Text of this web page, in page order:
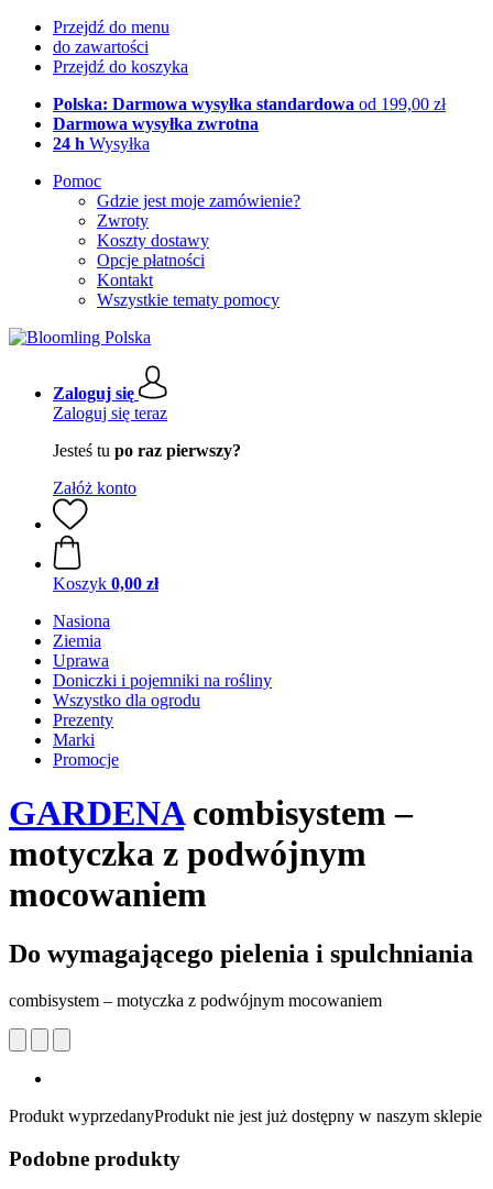
Przejdź do menu
do zawartości
Przejdź do koszyka
Polska: Darmowa wysyłka standardowa od 199,00 zł
Darmowa wysyłka zwrotna
24 h Wysyłka
Pomoc
Gdzie jest moje zamówienie?
Zwroty
Koszty dostawy
Opcje płatności
Kontakt
Wszystkie tematy pomocy
Zaloguj się
Zaloguj się teraz
Jesteś tu po raz pierwszy?
Załóż konto
Koszyk 0,00 zł
Nasiona
Ziemia
Uprawa
Doniczki i pojemniki na rośliny
Wszystko dla ogrodu
Prezenty
Marki
Promocje
GARDENAcombisystem –
motyczka z podwójnym
mocowaniem
Do wymagającego pielenia i spulchniania
combisystem – motyczka z podwójnym mocowaniem
Produkt wyprzedanyProdukt nie jest już dostępny w naszym sklepie
Podobne produkty